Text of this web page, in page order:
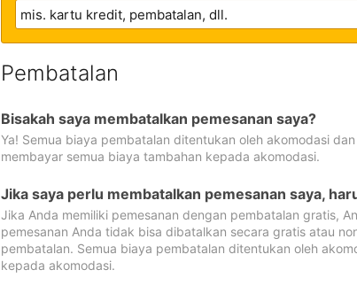
Pembatalan
Bisakah saya membatalkan pemesanan saya?
Ya! Semua biaya pembatalan ditentukan oleh akomodasi
membayar semua biaya tambahan kepada akomodasi.
Jika saya perlu membatalkan pemesanan saya,
Jika Anda memiliki pemesanan dengan pembatalan gratis,
pemesanan Anda tidak bisa dibatalkan secara gratis atau
pembatalan. Semua biaya pembatalan ditentukan oleh
kepada akomodasi.